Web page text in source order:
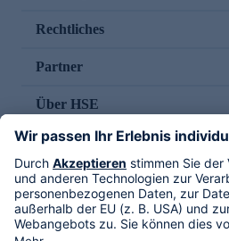
Rechtliches
Partner
Über HSE
Im TV
HSE International